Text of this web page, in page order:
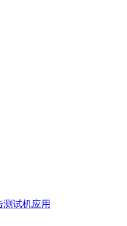
测试机应用